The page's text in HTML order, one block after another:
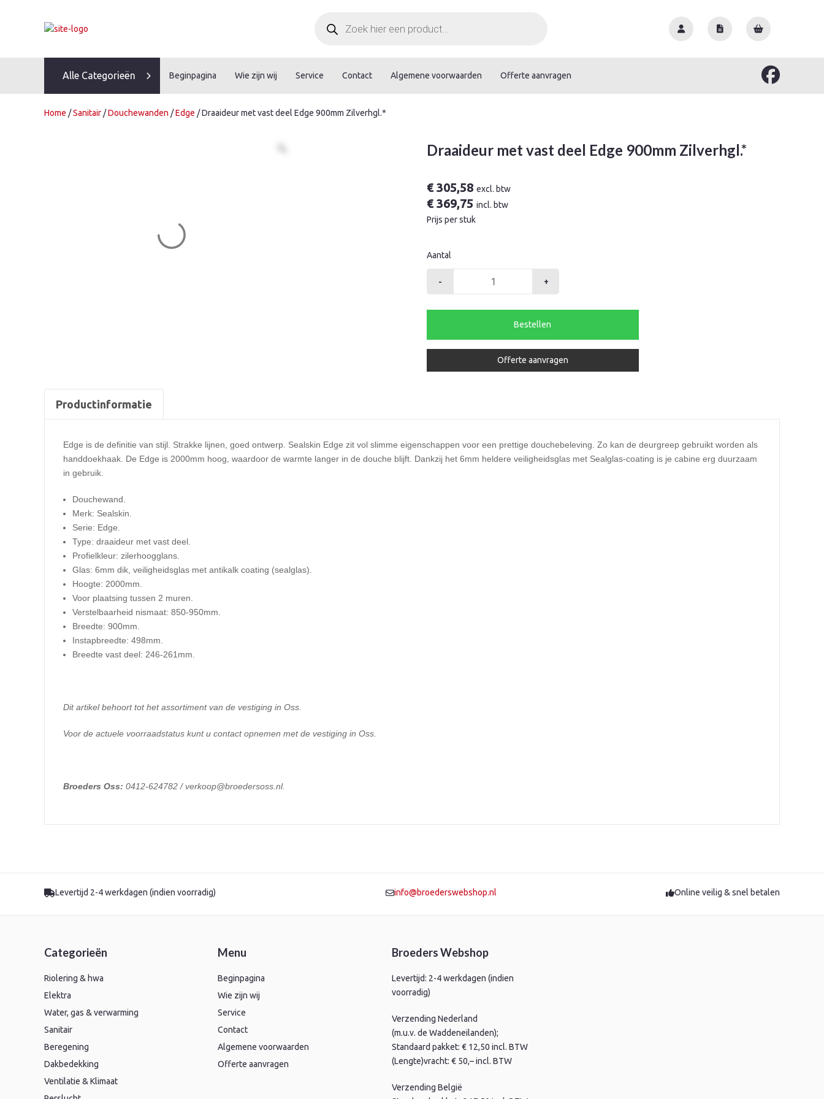
zoeken
Alle Categorieën Beginpagina Wie zijn wij Service Contact Algemene voorwaarden Offerte aanvragen
Home /Sanitair /Douchewanden /Edge / Draaideur met vast deel Edge 900mm Zilverhgl.*
Draaideur met vast deel Edge 900mm Zilverhgl.*
€305,58 excl. btw
€369,75 incl. btw
Prijs per stuk
Aantal
-
Zilverhgl.*
+
Bestellen
Offerte aanvragen
Productinformatie
Edge is de definitie van stijl. Strakke lijnen, goed ontwerp. Sealskin Edge zit vol slimme eigenschappen voor een prettige douchebeleving. Zo kan de deurgreep gebruikt worden als
handdoekhaak. De Edge is 2000mm hoog, waardoor de warmte langer in de douche blijft. Dankzij het 6mm heldere veiligheidsglas met Sealglas-coating is je cabine erg duurzaam
in gebruik.
Douchewand.
Merk: Sealskin.
Serie: Edge.
Type: draaideur met vast deel.
Profielkleur: zilerhoogglans.
Glas: 6mm dik, veiligheidsglas met antikalk coating (sealglas).
Hoogte: 2000mm.
Voor plaatsing tussen 2 muren.
Verstelbaarheid nismaat: 850-950mm.
Breedte: 900mm.
Instapbreedte: 498mm.
Breedte vast deel: 246-261mm.
Dit artikel behoort tot het assortiment van de vestiging in Oss.
Voor de actuele voorraadstatus kunt u contact opnemen met de vestiging in Oss.
Broeders Oss: 0412-624782 / verkoop@broedersoss.nl.
Levertijd 2-4 werkdagen (indien voorradig) info@broederswebshop.nl Online veilig & snel betalen
Categorieën
Riolering & hwa
Elektra
Water, gas & verwarming
Sanitair
Beregening
Dakbedekking
Ventilatie & Klimaat
Menu
Beginpagina
Wie zijn wij
Service
Contact
Algemene voorwaarden
Offerte aanvragen
Broeders Webshop
Levertijd: 2-4 werkdagen (indien
voorradig)
Verzending Nederland
(m.u.v. de Waddeneilanden);
Standaard pakket: € 12,50 incl. BTW
(Lengte)vracht: € 50,– incl. BTW
Verzending België